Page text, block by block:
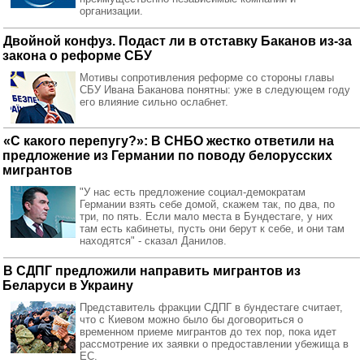
организации.
Двойной конфуз. Подаст ли в отставку Баканов из-за
закона о реформе СБУ
Мотивы сопротивления реформе со стороны главы
СБУ Ивана Баканова понятны: уже в следующем году
его влияние сильно ослабнет.
«С какого перепугу?»: В СНБО жестко ответили на
предложение из Германии по поводу белорусских
мигрантов
"У нас есть предложение социал-демократам
Германии взять себе домой, скажем так, по два, по
три, по пять. Если мало места в Бундестаге, у них
там есть кабинеты, пусть они берут к себе, и они там
находятся" - сказал Данилов.
В СДПГ предложили направить мигрантов из
Беларуси в Украину
Представитель фракции СДПГ в бундестаге считает,
что с Киевом можно было бы договориться о
временном приеме мигрантов до тех пор, пока идет
рассмотрение их заявки о предоставлении убежища в
ЕС.